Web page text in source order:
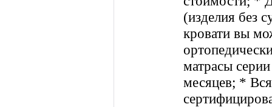
(изделия без
кровати вы
матрасы
месяцев; *